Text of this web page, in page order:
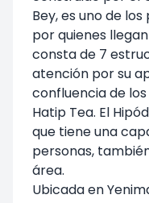
Bey, es uno de
por quienes
consta de 7
atención por su
confluencia de
Hatip Tea. El
que tiene una
personas,
área.
Ubicada en